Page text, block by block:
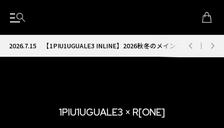
2026.7.15【1PIU1UGUALE3 INLINE】2026秋冬のメインコレクションが
1PIU1UGUALE3 × R[ONE]